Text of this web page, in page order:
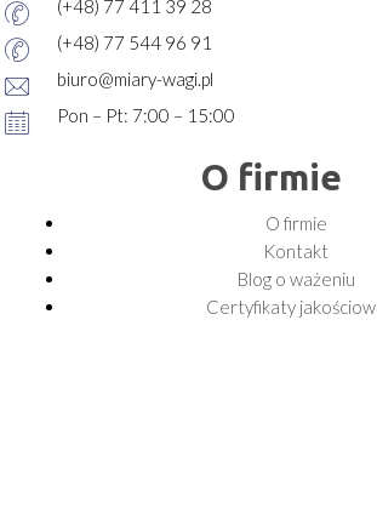
(+48) 77 411 39 28
(+48) 77 544 96 91
biuro@miary-wagi.pl
Pon – Pt: 7:00 – 15:00
O firmie
O firmie
Kontakt
Blog o ważeniu
Certyfikaty